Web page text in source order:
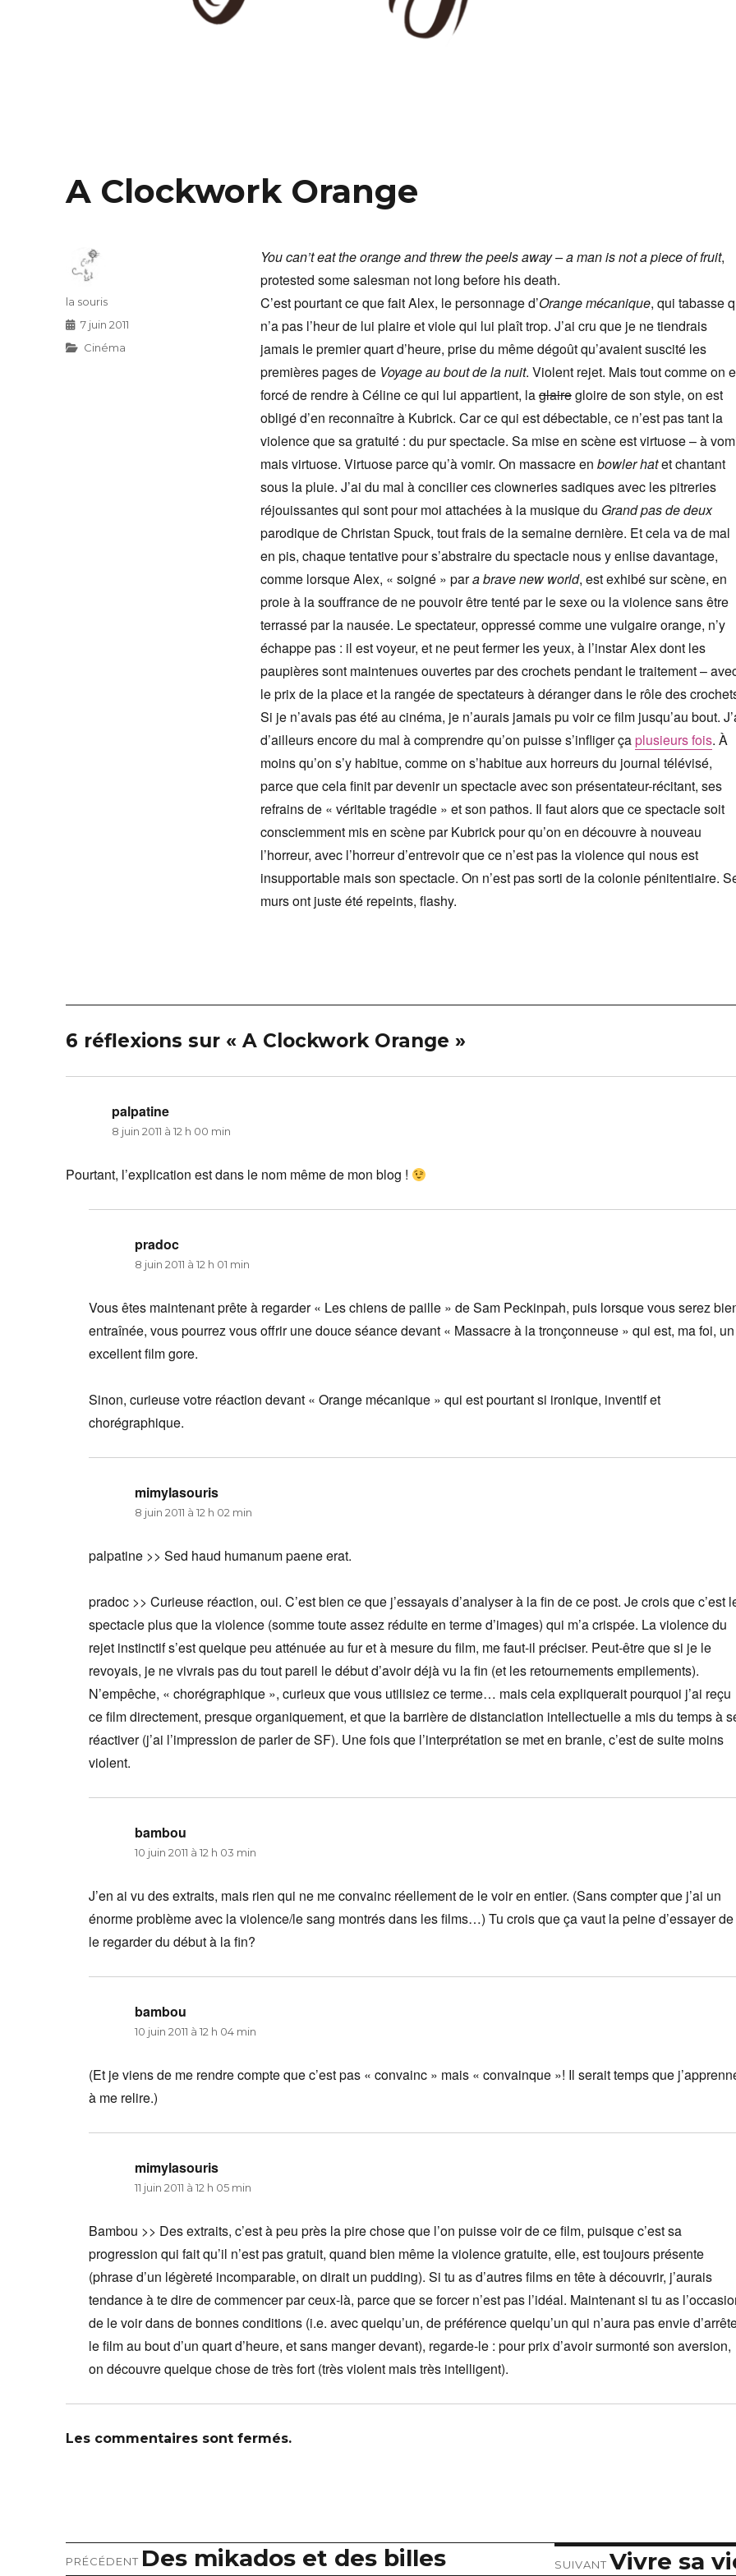
A Clockwork Orange
You can’t eat the orange and threw the peels away – a man is not a piece of fruit,
protested some salesman not long before his death.
C’est pourtant ce que fait Alex, le personnage d’Orange mécanique, qui tabasse
n’a pas l’heur de lui plaire et viole qui lui plaît trop. J’ai cru que je ne tiendrais
jamais le premier quart d’heure, prise du même dégoût qu’avaient suscité les
premières pages de Voyage au bout de la nuit. Violent rejet. Mais tout comme on
forcé de rendre à Céline ce qui lui appartient, laglairegloire de son style, on est
obligé d’en reconnaître à Kubrick. Car ce qui est débectable, ce n’est pas tant la
violence que sa gratuité : du pur spectacle. Sa mise en scène est virtuose – à
mais virtuose. Virtuose parce qu’à vomir. On massacre en bowler hatet chantant
sous la pluie. J’ai du mal à concilier ces clowneries sadiques avec les pitreries
réjouissantes qui sont pour moi attachées à la musique du Grand pas de deux
parodique de Christan Spuck, tout frais de la semaine dernière. Et cela va de mal
en pis, chaque tentative pour s’abstraire du spectacle nous y enlise davantage,
comme lorsque Alex, « soigné » para brave new world, est exhibé sur scène, en
proie à la souffrance de ne pouvoir être tenté par le sexe ou la violence sans être
terrassé par la nausée. Le spectateur, oppressé comme une vulgaire orange, n’y
échappe pas : il est voyeur, et ne peut fermer les yeux, à l’instar Alex dont les
paupières sont maintenues ouvertes par des crochets pendant le traitement –
le prix de la place et la rangée de spectateurs à déranger dans le rôle des
Si je n’avais pas été au cinéma, je n’aurais jamais pu voir ce film jusqu’au bout.
d’ailleurs encore du mal à comprendre qu’on puisse s’infliger çaplusieurs fois. À
moins qu’on s’y habitue, comme on s’habitue aux horreurs du journal télévisé,
parce que cela finit par devenir un spectacle avec son présentateur-récitant, ses
refrains de « véritable tragédie » et son pathos. Il faut alors que ce spectacle soit
consciemment mis en scène par Kubrick pour qu’on en découvre à nouveau
l’horreur, avec l’horreur d’entrevoir que ce n’est pas la violence qui nous est
insupportable mais son spectacle. On n’est pas sorti de la colonie pénitentiaire.
murs ont juste été repeints, flashy.
Auteur
la souris
Publié
le
7 juin 2011
Catégories
Cinéma
6 réflexions sur « A Clockwork Orange »
palpatine
8 juin 2011 à 12 h 00 min
Pourtant, l’explication est dans le nom même de mon blog !
pradoc
8 juin 2011 à 12 h 01 min
Vous êtes maintenant prête à regarder « Les chiens de paille » de Sam Peckinpah, puis lorsque vous serez
entraînée, vous pourrez vous offrir une douce séance devant « Massacre à la tronçonneuse » qui est, ma foi, un
excellent film gore.
Sinon, curieuse votre réaction devant « Orange mécanique » qui est pourtant si ironique, inventif et
chorégraphique.
mimylasouris
8 juin 2011 à 12 h 02 min
palpatine >> Sed haud humanum paene erat.
pradoc >> Curieuse réaction, oui. C’est bien ce que j’essayais d’analyser à la fin de ce post. Je crois que c’est
spectacle plus que la violence (somme toute assez réduite en terme d’images) qui m’a crispée. La violence du
rejet instinctif s’est quelque peu atténuée au fur et à mesure du film, me faut-il préciser. Peut-être que si je le
revoyais, je ne vivrais pas du tout pareil le début d’avoir déjà vu la fin (et les retournements empilements).
N’empêche, « chorégraphique », curieux que vous utilisiez ce terme… mais cela expliquerait pourquoi j’ai reçu
ce film directement, presque organiquement, et que la barrière de distanciation intellectuelle a mis du temps à
réactiver (j’ai l’impression de parler de SF). Une fois que l’interprétation se met en branle, c’est de suite moins
violent.
bambou
10 juin 2011 à 12 h 03 min
J’en ai vu des extraits, mais rien qui ne me convainc réellement de le voir en entier. (Sans compter que j’ai un
énorme problème avec la violence/le sang montrés dans les films…) Tu crois que ça vaut la peine d’essayer de
le regarder du début à la fin?
bambou
10 juin 2011 à 12 h 04 min
(Et je viens de me rendre compte que c’est pas « convainc » mais « convainque »! Il serait temps que
à me relire.)
mimylasouris
11 juin 2011 à 12 h 05 min
Bambou >> Des extraits, c’est à peu près la pire chose que l’on puisse voir de ce film, puisque c’est sa
progression qui fait qu’il n’est pas gratuit, quand bien même la violence gratuite, elle, est toujours présente
(phrase d’un légèreté incomparable, on dirait un pudding). Si tu as d’autres films en tête à découvrir, j’aurais
tendance à te dire de commencer par ceux-là, parce que se forcer n’est pas l’idéal. Maintenant si tu as
de le voir dans de bonnes conditions (i.e. avec quelqu’un, de préférence quelqu’un qui n’aura pas envie
le film au bout d’un quart d’heure, et sans manger devant), regarde-le : pour prix d’avoir surmonté son aversion,
on découvre quelque chose de très fort (très violent mais très intelligent).
Les commentaires sont fermés.
Navigation
PRÉCÉDENT
Article
précédent :
Des mikados et des billes SUIVANT
Article
suivant :
Vivre sa